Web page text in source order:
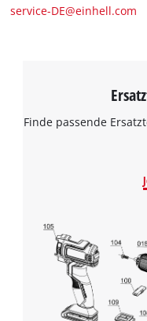
service-DE@einhell.com
Finde passende